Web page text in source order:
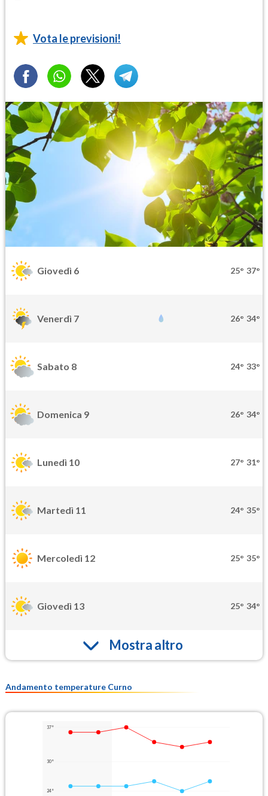
Vota le previsioni!
Giovedì 6 25° 37°
Venerdì 7 26° 34°
Sabato 8 24° 33°
Domenica 9 26° 34°
Lunedì 10 27° 31°
Martedì 11 24° 35°
Mercoledì 12 25° 35°
Giovedì 13 25° 34°
Mostra altro
Andamento temperature Curno
37°
30°
24°